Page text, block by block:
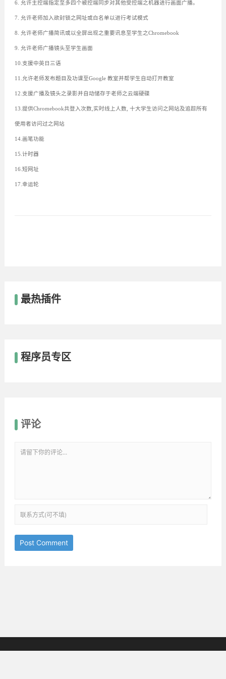
6. 允许主控端指定至多四个被控端同步对其他受控端之机器进行画面广播。
7. 允许老师加入欲封锁之网址或白名单以进行考试模式
8. 允许老师广播简讯或以全屏出现之重要讯息至学生之Chromebook
9. 允许老师广播镜头至学生画面
10.支援中英日三语
11.允许老师发布题目及功课至Google 教室并帮学生自动打开教室
12.支援广播及镜头之录影并自动储存于老师之云端硬碟
13.提供Chromebook共登入次数,实时线上人数, 十大学生访问之网站及追踪所有
使用者访问过之网站
14.画笔功能
15.计时器
16.短网址
17.幸运轮
最热插件
程序员专区
评论
Post Comment